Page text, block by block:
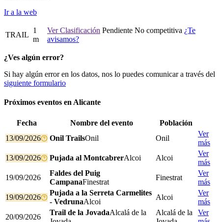
Ir a la web
TRAIL
1
m
Ver Clasificación Pendiente No competitiva ¿Te
avisamos?
¿Ves algún error?
Si hay algún error en los datos, nos lo puedes comunicar a través del
siguiente formulario
Próximos eventos en Alicante
Fecha Nombre del evento
Población
13/09/2026
Onil TrailsOnil Onil
Ver
más
13/09/2026
Pujada al MontcabrerAlcoi Alcoi
Ver
más
19/09/2026
Faldes del Puig
CampanaFinestrat
Finestrat
Ver
más
19/09/2026
Pujada a la Serreta Carmelites
- VedrunaAlcoi
Alcoi
Ver
más
20/09/2026
Trail de la JovadaAlcalá de la
Alcalá de la
Ver